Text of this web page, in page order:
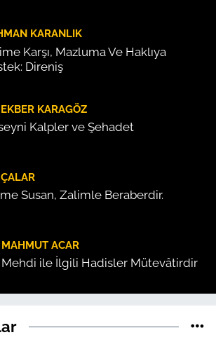
KARANLIK
Karşı, Mazluma Ve Haklıya
Direniş
KARAGÖZ
Kalpler ve Şehadet
Susan, Zalimle Beraberdir.
MAHMUT ACAR
Mehdi ile İlgili Hadisler Mütevâtirdir